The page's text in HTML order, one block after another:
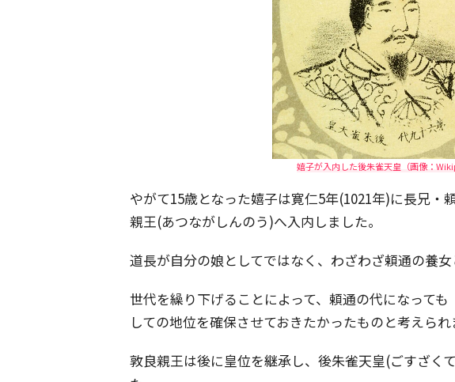
嬉子が入内した後朱雀天皇（画像：
やがて15歳となった嬉子は寛仁5年(1021年)に長兄・
親王(あつながしんのう)へ入内しました。
道長が自分の娘としてではなく、わざわざ頼通の養女
世代を繰り下げることによって、頼通の代になって
しての地位を確保させておきたかったものと考えられ
敦良親王は後に皇位を継承し、後朱雀天皇(ごすざく